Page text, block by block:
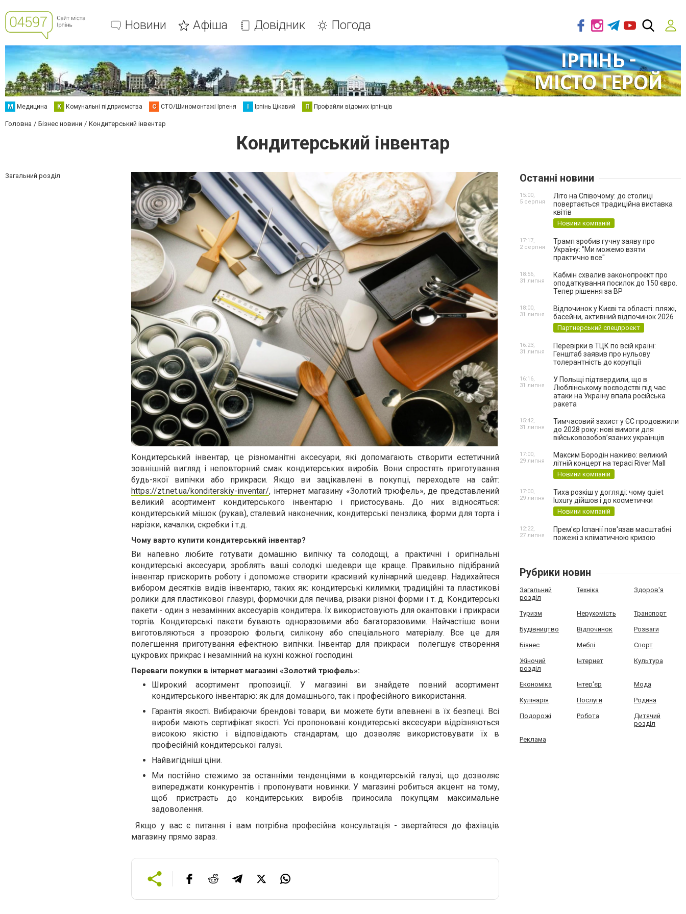
Новини Афіша Довідник Погода
М Медицина К Комунальні підприємства С СТО/Шиномонтажі Ірпеня І Ірпінь Цікавий П Профайли відомих ірпінців
Головна Бізнес новини Кондитерський інвентар
Кондитерський інвентар
Загальний розділ
Кондитерський інвентар, це різноманітні аксесуари, які допомагають створити естетичний
зовнішній вигляд і неповторний смак кондитерських виробів. Вони спростять приготування
будь-якої випічки або прикраси. Якщо ви зацікавлені в покупці, переходьте на сайт:
https://zt.net.ua/konditerskiy-inventar/, інтернет магазину «Золотий трюфель», де представлений
великий асортимент кондитерського інвентарю і пристосувань. До них відносяться:
кондитерський мішок (рукав), сталевий наконечник, кондитерські пензлика, форми для торта і
нарізки, качалки, скребки і т.д.
Чому варто купити кондитерський інвентар?
Ви напевно любите готувати домашню випічку та солодощі, а практичні і оригінальні
кондитерські аксесуари, зроблять ваші солодкі шедеври ще краще. Правильно підібраний
інвентар прискорить роботу і допоможе створити красивий кулінарний шедевр. Надихайтеся
вибором десятків видів інвентарю, таких як: кондитерські килимки, традиційні та пластикові
ролики для пластикової глазурі, формочки для печива, різаки різної форми і т. д. Кондитерські
пакети - один з незамінних аксесуарів кондитера. Їх використовують для окантовки і прикраси
тортів. Кондитерські пакети бувають одноразовими або багаторазовими. Найчастіше вони
виготовляються з прозорою фольги, силікону або спеціального матеріалу. Все це для
полегшення приготування ефектною випічки. Інвентар для прикраси
полегшуєстворення
цукрових прикрас і незамінний на кухні кожної господині.
Переваги покупки в інтернет магазині «Золотий трюфель»:
Широкий асортимент пропозиції. У магазині ви знайдете повний асортимент
кондитерського інвентарю: як для домашнього, так і професійного використання.
Гарантія якості. Вибираючи брендові товари, ви можете бути впевнені в їх безпеці. Всі
вироби мають сертифікат якості. Усі пропоновані кондитерські аксесуари відрізняються
високою якістю і відповідають стандартам, що дозволяє використовувати їх в
професійній кондитерської галузі.
Найвигідніші ціни.
Ми постійно стежимо за останніми тенденціями в кондитерській галузі, що дозволяє
випереджати конкурентів і пропонувати новинки. У магазині робиться акцент на тому,
щоб пристрасть до кондитерських виробів приносила покупцям максимальне
задоволення.
Якщо у вас є питання і вам потрібна професійна консультація - звертайтеся до фахівців
магазину прямо зараз.
Останні новини
Літо на Співочому: до столиці
повертається традиційна виставка
квітів
Новини компаній
15:00,
5 серпня
Трамп зробив гучну заяву про
Україну: "Ми можемо взяти
практично все"
17:17,
2 серпня
Кабмін схвалив законопроєкт про
оподаткування посилок до 150 євро.
Тепер рішення за ВР
18:56,
31 липня
Відпочинок у Києві та області: пляжі,
басейни, активний відпочинок 2026
Партнерський спецпроєкт
18:00,
31 липня
Перевірки в ТЦК по всій країні:
Генштаб заявив про нульову
толерантність до корупції
16:23,
31 липня
У Польщі підтвердили, що в
Люблінському воєводстві під час
атаки на Україну впала російська
ракета
16:16,
31 липня
Тимчасовий захист у ЄС продовжили
до 2028 року: нові вимоги для
військовозобов’язаних українців
15:42,
31 липня
Максим Бородін наживо: великий
літній концерт на терасі River Mall
Новини компаній
17:00,
29 липня
Тиха розкіш у догляді: чому quiet
luxury дійшов і до косметички
Новини компаній
17:00,
29 липня
Прем'єр Іспанії пов'язав масштабні
пожежі з кліматичною кризою
12:22,
27 липня
Рубрики новин
Загальний
розділ
Техніка Здоров'я
Туризм Нерухомість Транспорт
Будівництво Відпочинок Розваги
Бізнес Меблі Спорт
Жіночий
розділ
Інтернет Культура
Економіка Інтер'єр Мода
Кулінарія Послуги Родина
Подорожі Робота
Дитячий
розділ
Реклама